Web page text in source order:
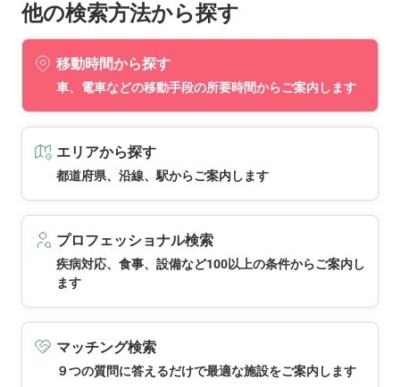
他の検索方法から探す
移動時間から探す
車、電車などの移動手段の所要時間からご案内します
エリアから探す
都道府県、沿線、駅からご案内します
プロフェッショナル検索
疾病対応、食事、設備など100以上の条件からご案内し
ます
マッチング検索
９つの質問に答えるだけで最適な施設をご案内します